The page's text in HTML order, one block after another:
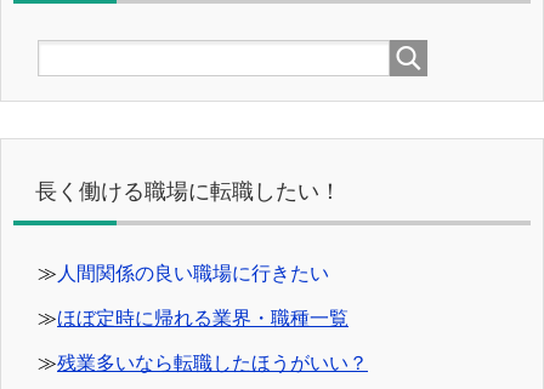
長く働ける職場に転職したい！
≫ 人間関係の良い職場に行きたい
≫ほぼ定時に帰れる業界・職種一覧
≫残業多いなら転職したほうがいい？